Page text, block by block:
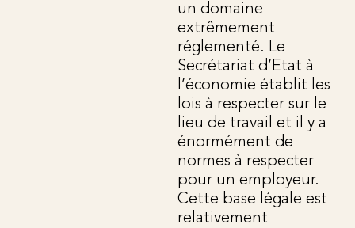
un domaine
extrêmement
réglementé. Le
Secrétariat d’Etat à
l’économie établit les
lois à respecter sur le
lieu de travail et il y a
énormément de
normes à respecter
pour un employeur.
Cette base légale est
relativement